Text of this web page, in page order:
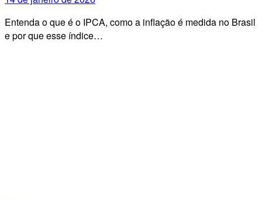
Entenda o que é o IPCA, como a inflação é medida no Brasil
e por que esse índice…